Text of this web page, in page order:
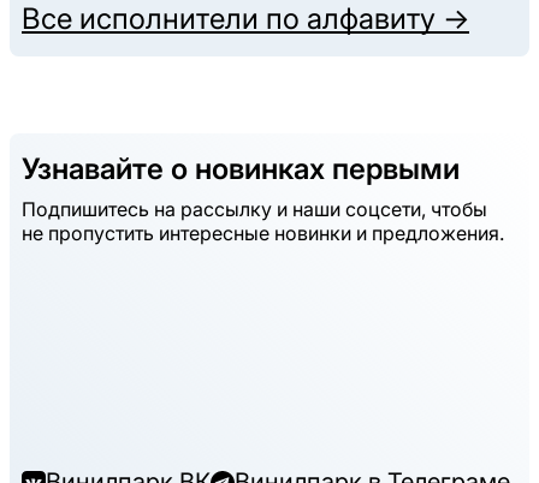
Все исполнители по алфавиту →
Узнавайте о новинках первыми
Подпишитесь на рассылку и наши соцсети, чтобы
не пропустить интересные новинки и предложения.